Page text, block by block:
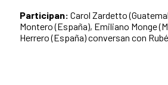
Participan: Carol Zardetto
Montero (España), Emiliano Monge
Herrero (España) conversan con